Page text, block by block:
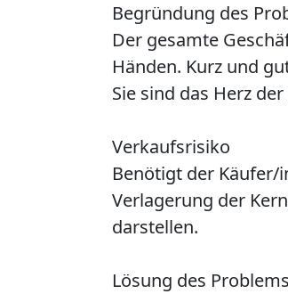
Begründung des
Der gesamte
Händen. Kurz und
Sie sind das Herz
Verkaufsrisiko
Benötigt der Käufer/
Verlagerung der
darstellen.
Lösung des Problems